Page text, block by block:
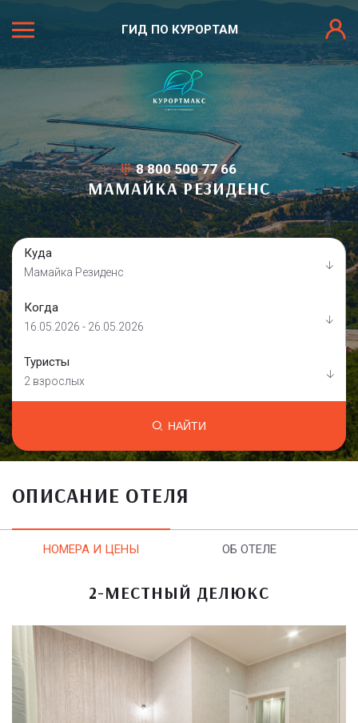
ГИД ПО КУРОРТАМ
8 800 500 77 66
МАМАЙКА РЕЗИДЕНС
Куда
Мамайка Резиденс
Когда
16.05.2026 - 26.05.2026
Туристы
2 взрослых
НАЙТИ
ОПИСАНИЕ ОТЕЛЯ
НОМЕРА И ЦЕНЫ ОБ ОТЕЛЕ
2-МЕСТНЫЙ ДЕЛЮКС